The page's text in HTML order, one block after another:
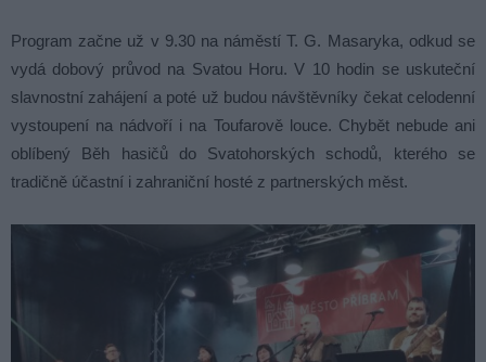
Program začne už v 9.30 na náměstí T. G. Masaryka, odkud se
vydá dobový průvod na Svatou Horu. V 10 hodin se uskuteční
slavnostní zahájení a poté už budou návštěvníky čekat celodenní
vystoupení na nádvoří i na Toufarově louce. Chybět nebude ani
oblíbený Běh hasičů do Svatohorských schodů, kterého se
tradičně účastní i zahraniční hosté z partnerských měst.